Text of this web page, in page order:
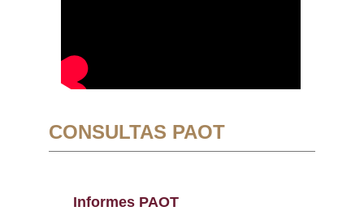
CONSULTAS PAOT
Informes PAOT